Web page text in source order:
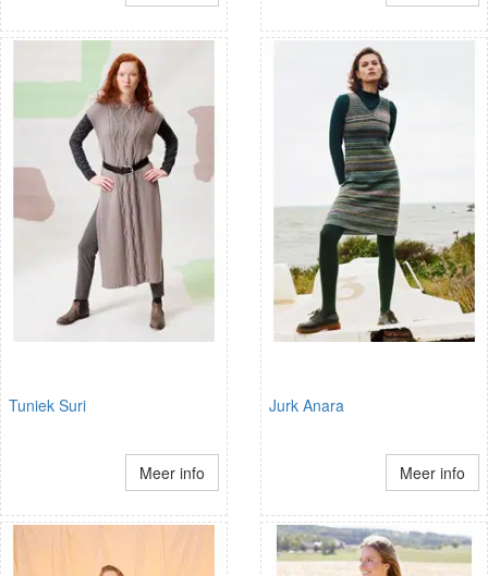
Tuniek Suri
Meer info
Jurk Anara
Meer info